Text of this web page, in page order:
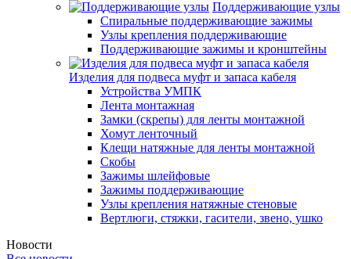
Поддерживающие узлы
Спиральные поддерживающие зажимы
Узлы крепления поддерживающие
Поддерживающие зажимы и кронштейны
Изделия для подвеса муфт и запаса кабеля
Устройства УМПК
Лента монтажная
Замки (скрепы) для ленты монтажной
Хомут ленточный
Клещи натяжные для ленты монтажной
Скобы
Зажимы шлейфовые
Зажимы поддерживающие
Узлы крепления натяжные стеновые
Вертлюги, стяжки, гасители, звено, ушко
Новости